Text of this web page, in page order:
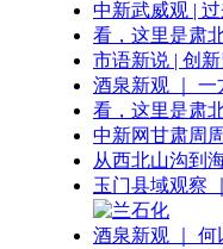
中新武威观 |
看，这里是肃
市语新说 | 创
酒泉新观 ｜ 一
看，这里是肃
中新网甘肃周
从西北山沟到
玉门县域观察
酒泉新观 ｜ 何